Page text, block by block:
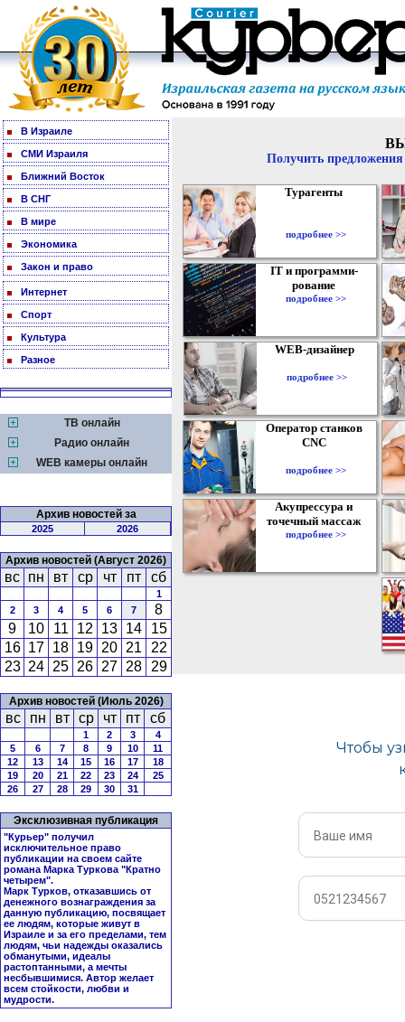
В Израиле
СМИ Израиля
Ближний Восток
В СНГ
В мире
Экономика
Закон и право
Интернет
Спорт
Культура
Разное
ТВ онлайн
Радио онлайн
WEB камеры онлайн
Архив новостей за
2025 2026
Архив новостей (Август 2026)
вс пн вт ср чт пт сб
1
2
3 4 5 6 7
8
9
10 11 12 13 14
15
16 17 18 19 20 21
22
23 24 25 26 27 28 29
Архив новостей (Июль 2026)
вс пн вт ср чт пт сб
1 2 3
4
5
6 7 8 9 10
11
12
13 14 15 16 17
18
19
20 21 22 23 24
25
26
27 28 29 30 31
Эксклюзивная публикация
"Курьер" получил
исключительное право
публикации на своем сайте
романа Марка Туркова "Кратно
четырем".
Марк Турков, отказавшись от
денежного вознаграждения за
данную публикацию, посвящает
ее людям, которые живут в
Израиле и за его пределами, тем
людям, чьи надежды оказались
обманутыми, идеалы
растоптанными, а мечты
несбывшимися. Автор желает
всем стойкости, любви и
мудрости.
Получить
Турагенты
подробнее >>
IT и программи-
рование
подробнее >>
WEB-дизайнер
подробнее >>
Оператор станков
CNC
подробнее >>
Акупрессура и
точечный массаж
подробнее >>